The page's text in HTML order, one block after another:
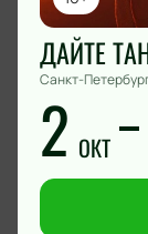
ДАЙТЕ
Санкт-
2 ОКТ